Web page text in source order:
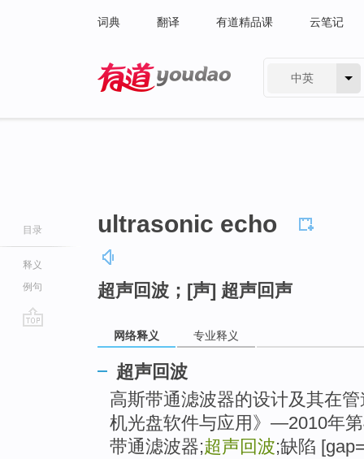
词典 翻译 有道精品课 云笔记
中英
目录
释义
例句
ultrasonic echo
超声回波；[声] 超声回声
网络释义 专业释义
超声回波
高斯带通滤波器的设计及其在
机光盘软件与应用》—2010年
带通滤波器;超声回波;缺陷